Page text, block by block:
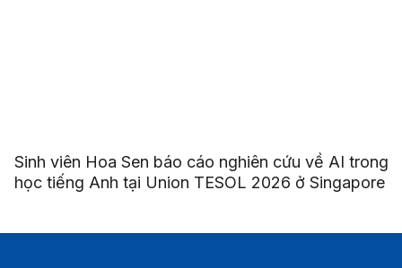
Sinh viên Hoa Sen báo cáo nghiên cứu về AI trong
học tiếng Anh tại Union TESOL 2026 ở Singapore